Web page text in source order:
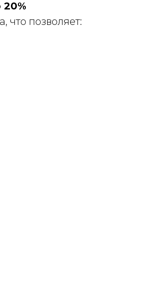
20%
что позволяет: